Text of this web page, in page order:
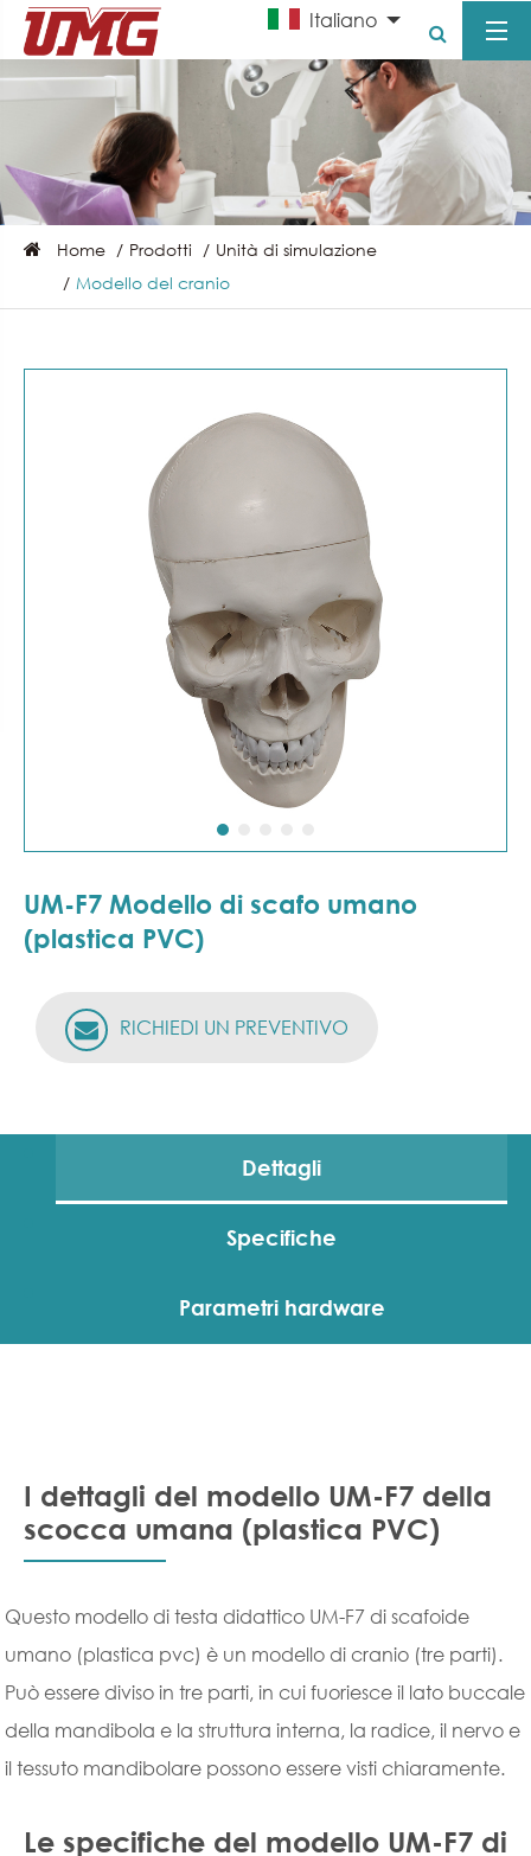
Italiano
Home Prodotti
Unità di simulazione
Modello del cranio
UM-F7 Modello di scafo umano
(plastica PVC)
RICHIEDI UN PREVENTIVO
Dettagli
Specifiche
Parametri hardware
I dettagli del modello UM-F7 della
scocca umana (plastica PVC)
Questo modello di testa didattico UM-F7 di scafoide
umano (plastica pvc) è un modello di cranio (tre parti).
Può essere diviso in tre parti, in cui fuoriesce il lato buccale
della mandibola e la struttura interna, la radice, il nervo e
il tessuto mandibolare possono essere visti chiaramente.
Le specifiche del modello UM-F7 di